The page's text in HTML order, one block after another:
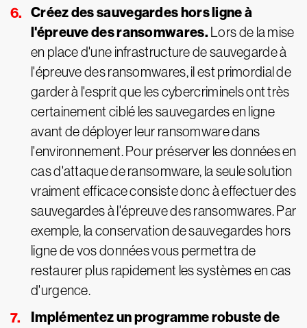
Créez des sauvegardes hors ligne à
l'épreuve des ransomwares. Lors de la mise
en place d'une infrastructure de sauvegarde à
l'épreuve des ransomwares, il est primordial de
garder à l'esprit que les cybercriminels ont très
certainement ciblé les sauvegardes en ligne
avant de déployer leur ransomware dans
l'environnement. Pour préserver les données en
cas d'attaque de ransomware, la seule solution
vraiment efficace consiste donc à effectuer des
sauvegardes à l'épreuve des ransomwares. Par
exemple, la conservation de sauvegardes hors
ligne de vos données vous permettra de
restaurer plus rapidement les systèmes en cas
d'urgence.
Implémentez un programme robuste de